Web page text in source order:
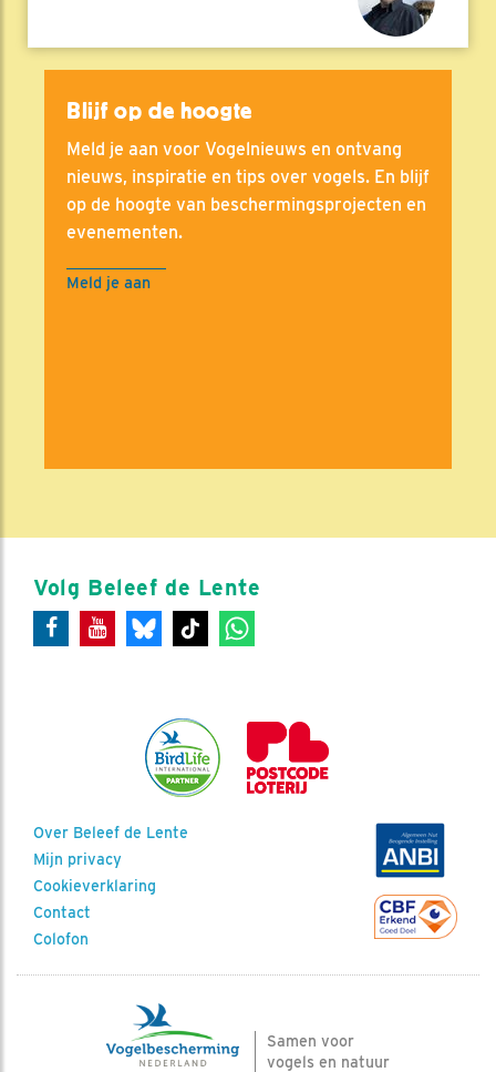
Blijf op de hoogte
Meld je aan voor Vogelnieuws en ontvang
nieuws, inspiratie en tips over vogels. En blijf
op de hoogte van beschermingsprojecten en
evenementen.
Meld je aan
Volg Beleef de Lente
Over Beleef de Lente
Mijn privacy
Cookieverklaring
Contact
Colofon
Samen voor
vogels en natuur